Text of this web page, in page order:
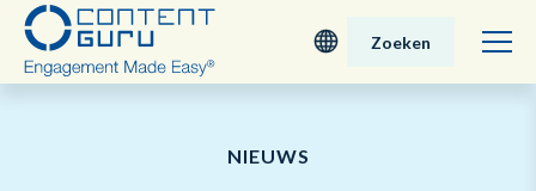
Zoeken
NIEUWS